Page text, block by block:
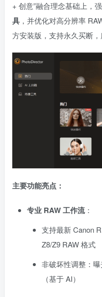
+ 创意”融合理念基础上，
具 ，并优化对高分辨率
方安装版，支持永久买断，
主要功能亮点：
专业 RAW 工作流：
支持最新 Canon
Z8/Z9 RAW 格式
非破坏性调整：
（基于 AI）